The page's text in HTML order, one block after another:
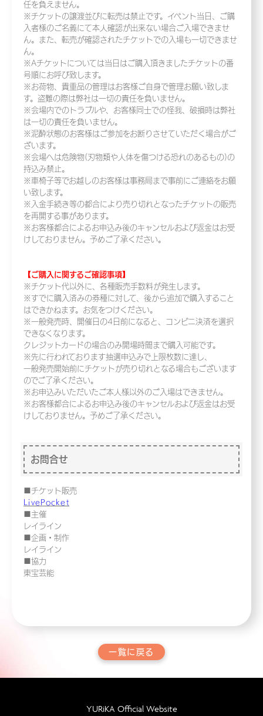
任を負えません。
※チケットの譲渡並びに転売は禁止です。イベント当日、ご購
入者様のご名義にて本人確認が出来ない場合ご入場できませ
ん。また、転売が確認されたチケットでの入場も一切できませ
ん。
※Aチケットについては当日はご購入頂きましたチケットの番
号順にお呼び致します。
※お荷物、貴重品の管理はお客様ご自身で管理お願い致しま
す。盗難の際は弊社は一切の責任を負いません。
※会場内でのトラブルや、お客様同士での怪我、破損時は弊社
は一切の責任を負いません。
※泥酔状態のお客様はご参加をお断りさせていただく場合がご
ざいます。
※会場へは危険物(刃物類や人体を傷つける恐れのあるもの)の
持込み禁止。
※車椅子等でお越しのお客様は事務局まで事前にご連絡をお願
い致します。
※入金手続き等の都合により売り切れとなったチケットの販売
を再開する事があります。
※お客様都合によるお申込み後のキャンセルおよび返金はお受
けしておりません。予めご了承ください。
【ご購入に関するご確認事項】
※チケット代以外に、各種販売手数料が発生します。
※すでに購入済みの券種に対して、後から追加で購入すること
はできかねます。お気をつけください。
※一般発売時、開催日の4日前になると、コンビニ決済を選択
できなくなります。
クレジットカードの場合のみ開場時間まで購入可能です。
※先に行われております抽選申込みで上限枚数に達し、
一般発売開始前にチケットが売り切れとなる場合もございます
のでご了承ください。
※お申込みいただいたご本人様以外のご入場はできません。
※お客様都合によるお申込み後のキャンセルおよび返金はお受
けしておりません。予めご了承ください。
お問合せ
■チケット販売
LivePocket
■主催
レイライン
■企画・制作
レイライン
■協力
東宝芸能
一覧に戻る
YURiKA Official Website